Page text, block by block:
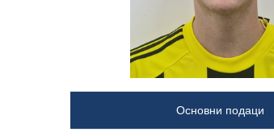
Основни подаци